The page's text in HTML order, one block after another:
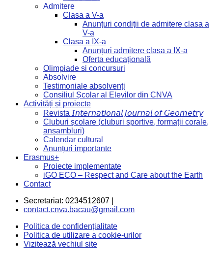
Admitere
Clasa a V-a
Anunțuri condiții de admitere clasa a
V-a
Clasa a IX-a
Anunțuri admitere clasa a IX-a
Oferta educațională
Olimpiade si concursuri
Absolvire
Testimoniale absolvenți
Consiliul Școlar al Elevilor din CNVA
Activități și proiecte
Revista 𝘐𝘯𝘵𝘦𝘳𝘯𝘢𝘵𝘪𝘰𝘯𝘢𝘭 𝘑𝘰𝘶𝘳𝘯𝘢𝘭 𝘰𝘧 𝘎𝘦𝘰𝘮𝘦𝘵𝘳𝘺
Cluburi școlare (cluburi sportive, formații corale,
ansambluri)
Calendar cultural
Anunțuri importante
Erasmus+
Proiecte implementate
iGO ECO – Respect and Care about the Earth
Contact
Secretariat: 0234512607 |
contact.cnva.bacau@gmail.com
Politica de confidențialitate
Politica de utilizare a cookie-urilor
Vizitează vechiul site